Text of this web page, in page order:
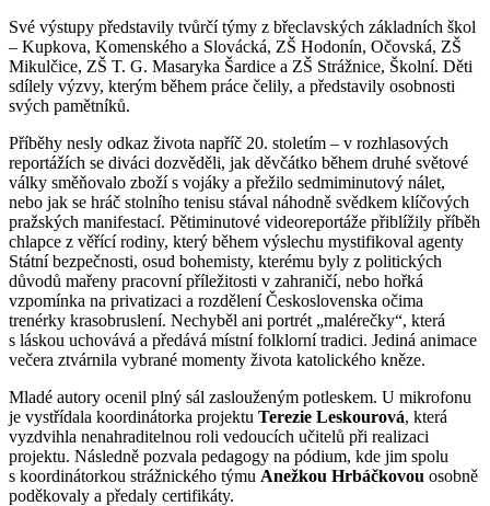
Své výstupy představily tvůrčí týmy z břeclavských základních škol
– Kupkova, Komenského a Slovácká, ZŠ Hodonín, Očovská, ZŠ
Mikulčice, ZŠ T. G. Masaryka Šardice a ZŠ Strážnice, Školní. Děti
sdílely výzvy, kterým během práce čelily, a představily osobnosti
svých pamětníků.
Příběhy nesly odkaz života napříč 20. stoletím – v rozhlasových
reportážích se diváci dozvěděli, jak děvčátko během druhé světové
války směňovalo zboží s vojáky a přežilo sedmiminutový nálet,
nebo jak se hráč stolního tenisu stával náhodně svědkem klíčových
pražských manifestací. Pětiminutové videoreportáže přiblížily příběh
chlapce z věřící rodiny, který během výslechu mystifikoval agenty
Státní bezpečnosti, osud bohemisty, kterému byly z politických
důvodů mařeny pracovní příležitosti v zahraničí, nebo hořká
vzpomínka na privatizaci a rozdělení Československa očima
trenérky krasobruslení. Nechyběl ani portrét „malérečky“, která
s láskou uchovává a předává místní folklorní tradici. Jediná animace
večera ztvárnila vybrané momenty života katolického kněze.
Mladé autory ocenil plný sál zaslouženým potleskem. U mikrofonu
je vystřídala koordinátorka projektu Terezie Leskourová, která
vyzdvihla nenahraditelnou roli vedoucích učitelů při realizaci
projektu. Následně pozvala pedagogy na pódium, kde jim spolu
s koordinátorkou strážnického týmu Anežkou Hrbáčkovou osobně
poděkovaly a předaly certifikáty.